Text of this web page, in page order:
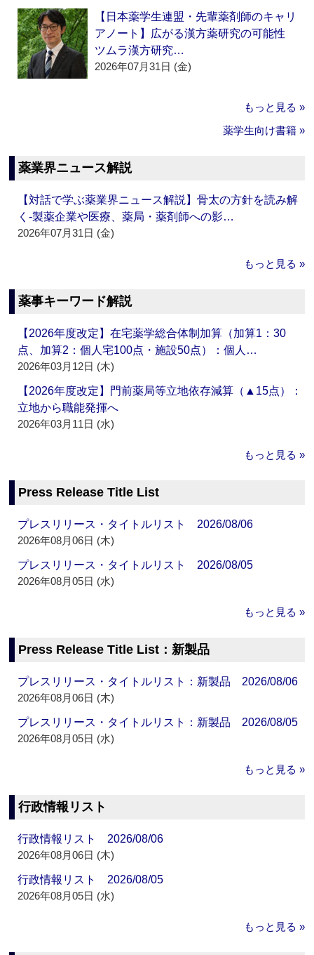
【日本薬学生連盟・先輩薬剤師のキャリ
アノート】広がる漢方薬研究の可能性
ツムラ漢方研究…
2026年07月31日 (金)
もっと見る »
薬学生向け書籍 »
薬業界ニュース解説
【対話で学ぶ薬業界ニュース解説】骨太の方針を読み解
く‐製薬企業や医療、薬局・薬剤師への影…
2026年07月31日 (金)
もっと見る »
薬事キーワード解説
【2026年度改定】在宅薬学総合体制加算（加算1：30
点、加算2：個人宅100点・施設50点）：個人…
2026年03月12日 (木)
【2026年度改定】門前薬局等立地依存減算（▲15点）：
立地から職能発揮へ
2026年03月11日 (水)
もっと見る »
Press Release Title List
プレスリリース・タイトルリスト 2026/08/06
2026年08月06日 (木)
プレスリリース・タイトルリスト 2026/08/05
2026年08月05日 (水)
もっと見る »
Press Release Title List：新製品
プレスリリース・タイトルリスト：新製品 2026/08/06
2026年08月06日 (木)
プレスリリース・タイトルリスト：新製品 2026/08/05
2026年08月05日 (水)
もっと見る »
行政情報リスト
行政情報リスト 2026/08/06
2026年08月06日 (木)
行政情報リスト 2026/08/05
2026年08月05日 (水)
もっと見る »